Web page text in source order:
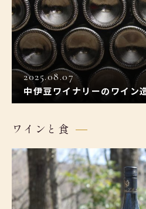
2025.08.07
中伊豆ワイナリーのワイン
ワインと食